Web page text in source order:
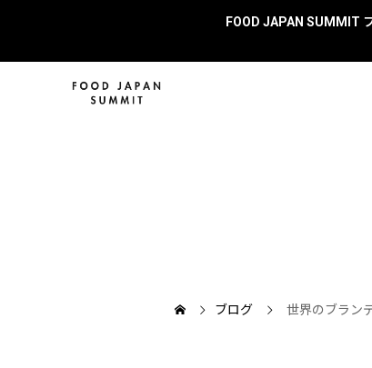
FOOD JAPAN SUMMIT
ブログ 世界のブラン